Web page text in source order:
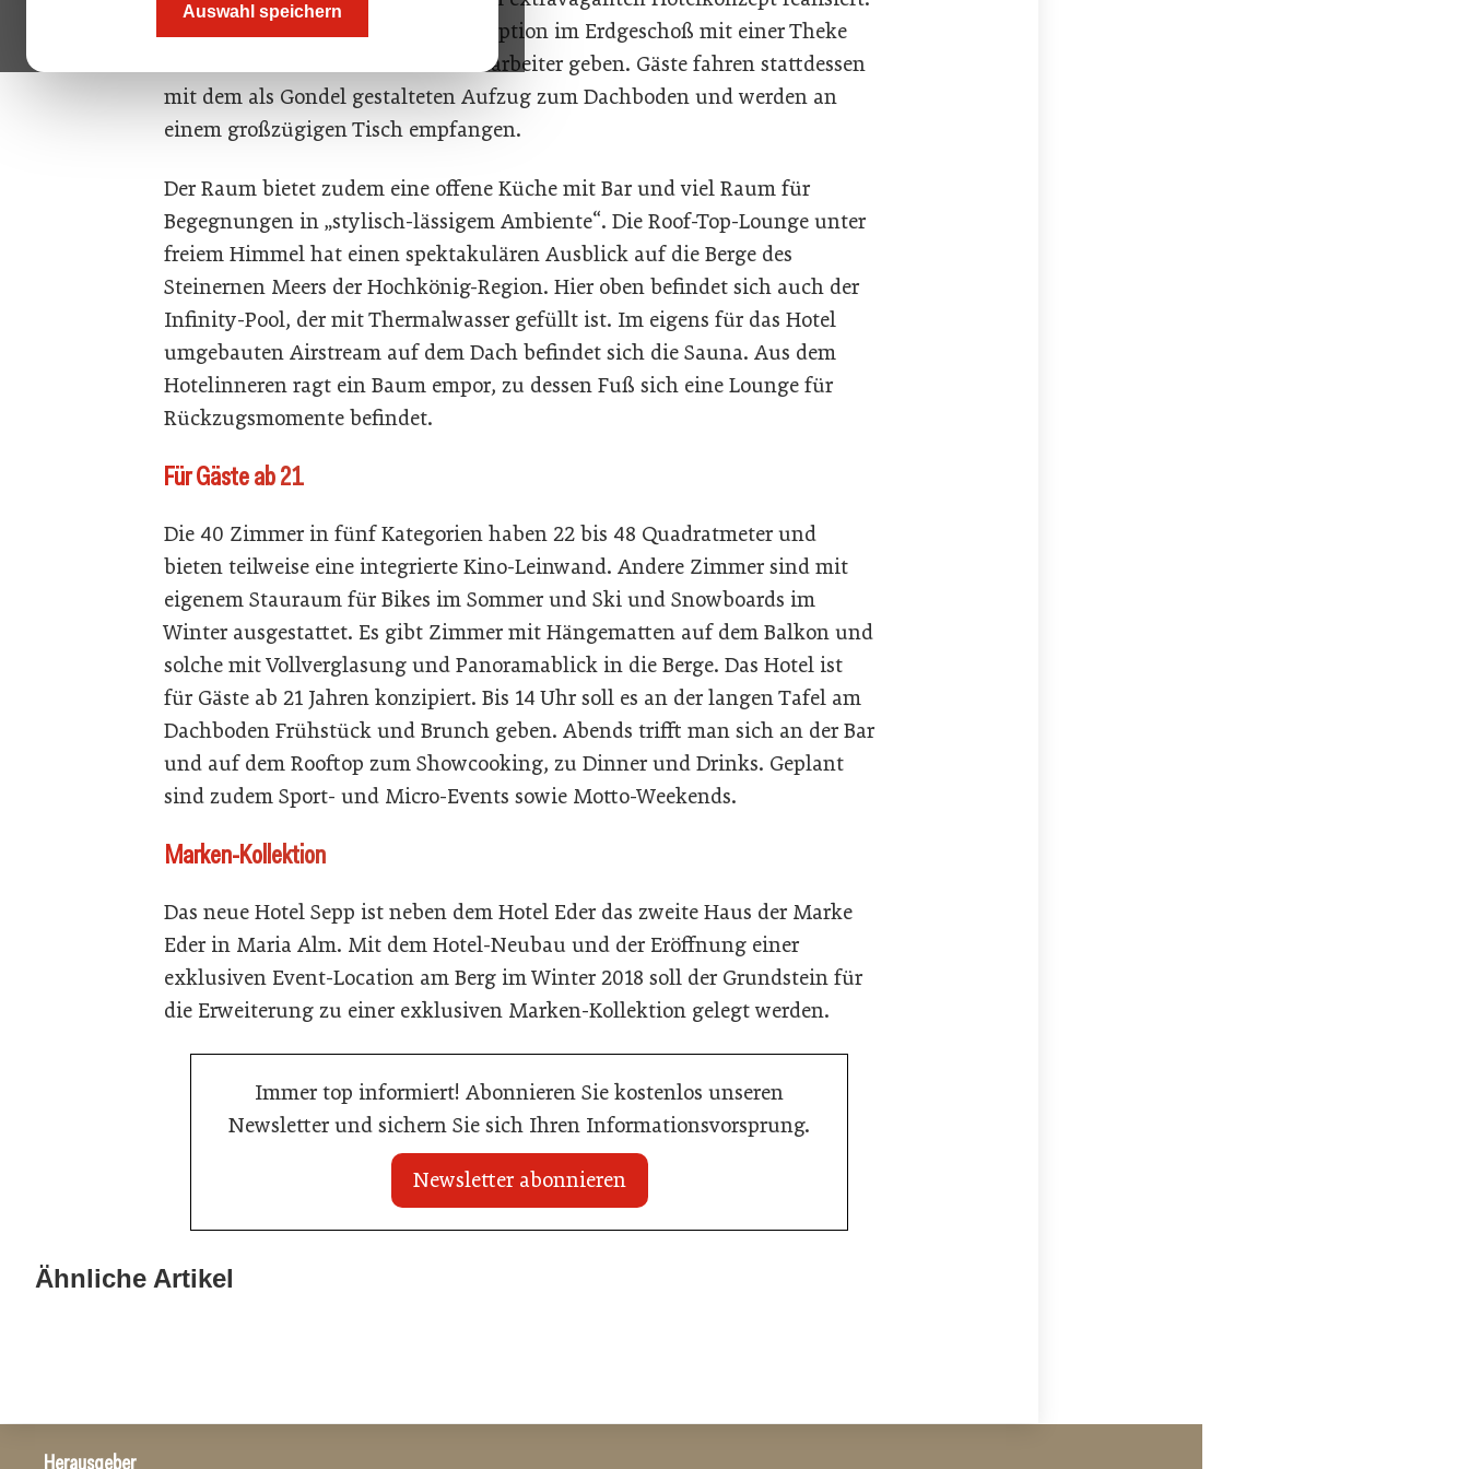
Auswahl speichern
So soll es keine klassische Hotelrezeption im Erdgeschoß mit einer Theke
als Barriere zwischen Gast und Mitarbeiter geben. Gäste fahren stattdessen
mit dem als Gondel gestalteten Aufzug zum Dachboden und werden an
einem großzügigen Tisch empfangen.
Der Raum bietet zudem eine offene Küche mit Bar und viel Raum für
Begegnungen in „stylisch-lässigem Ambiente“. Die Roof-Top-Lounge unter
freiem Himmel hat einen spektakulären Ausblick auf die Berge des
Steinernen Meers der Hochkönig-Region. Hier oben befindet sich auch der
Infinity-Pool, der mit Thermalwasser gefüllt ist. Im eigens für das Hotel
umgebauten Airstream auf dem Dach befindet sich die Sauna. Aus dem
Hotelinneren ragt ein Baum empor, zu dessen Fuß sich eine Lounge für
Rückzugsmomente befindet.
Für Gäste ab 21
Die 40 Zimmer in fünf Kategorien haben 22 bis 48 Quadratmeter und
bieten teilweise eine integrierte Kino-Leinwand. Andere Zimmer sind mit
eigenem Stauraum für Bikes im Sommer und Ski und Snowboards im
Winter ausgestattet. Es gibt Zimmer mit Hängematten auf dem Balkon und
solche mit Vollverglasung und Panoramablick in die Berge. Das Hotel ist
für Gäste ab 21 Jahren konzipiert. Bis 14 Uhr soll es an der langen Tafel am
Dachboden Frühstück und Brunch geben. Abends trifft man sich an der Bar
und auf dem Rooftop zum Showcooking, zu Dinner und Drinks. Geplant
sind zudem Sport- und Micro-Events sowie Motto-Weekends.
Marken-Kollektion
Das neue Hotel Sepp ist neben dem Hotel Eder das zweite Haus der Marke
Eder in Maria Alm. Mit dem Hotel-Neubau und der Eröffnung einer
exklusiven Event-Location am Berg im Winter 2018 soll der Grundstein für
die Erweiterung zu einer exklusiven Marken-Kollektion gelegt werden.
Immer top informiert! Abonnieren Sie kostenlos unseren
Newsletter und sichern Sie sich Ihren Informationsvorsprung.
Newsletter abonnieren
Ähnliche Artikel
Land Steiermark startet
Herausgeber